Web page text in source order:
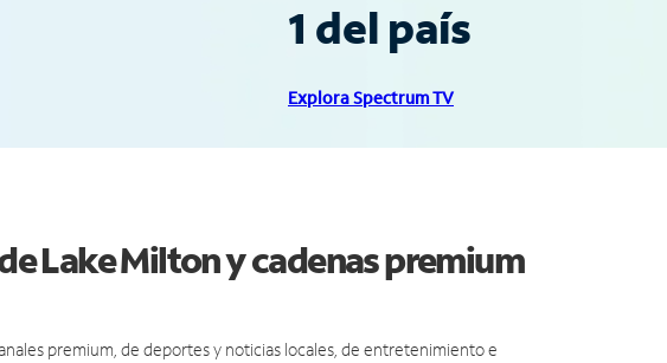
1 del país
Explora Spectrum TV
Lake Milton y cadenas premium
premium, de deportes y noticias locales, de entretenimiento e